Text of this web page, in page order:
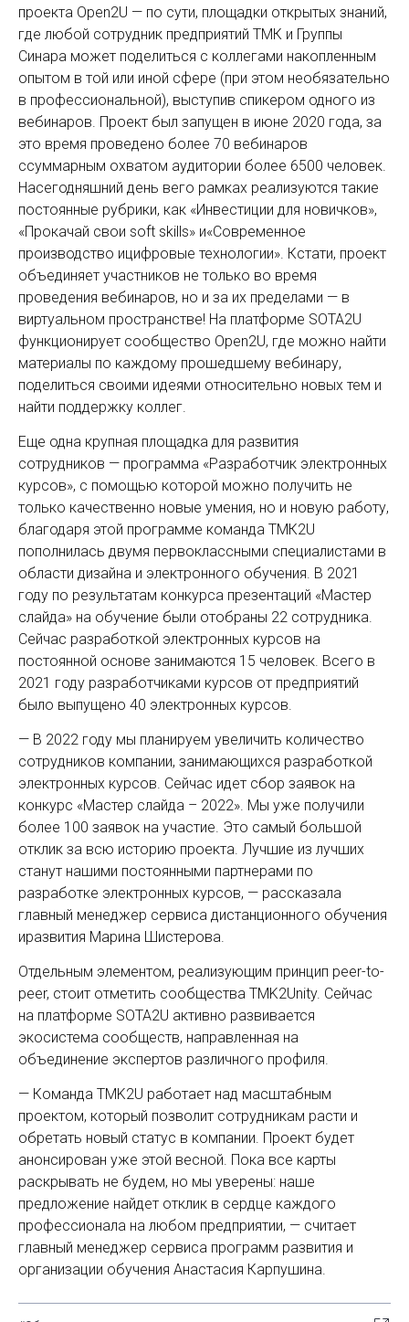
проекта Open2U — по сути, площадки открытых знаний,
где любой сотрудник предприятий ТМК и Группы
Синара может поделиться с коллегами накопленным
опытом в той или иной сфере (при этом необязательно
в профессиональной), выступив спикером одного из
вебинаров. Проект был запущен в июне 2020 года, за
это время проведено более 70 вебинаров
ссуммарным охватом аудитории более 6500 человек.
Насегодняшний день вего рамках реализуются такие
постоянные рубрики, как «Инвестиции для новичков»,
«Прокачай свои soft skills» и«Современное
производство ицифровые технологии». Кстати, проект
объединяет участников не только во время
проведения вебинаров, но и за их пределами — в
виртуальном пространстве! На платформe SOTA2U
функционирует сообщество Open2U, где можно найти
материалы по каждому прошедшему вебинару,
поделиться своими идеями относительно новых тем и
найти поддержку коллег.
Еще одна крупная площадка для развития
сотрудников — программа «Разработчик электронных
курсов», с помощью которой можно получить не
только качественно новые умения, но и новую работу,
благодаря этой программе команда ТМК2U
пополнилась двумя первоклассными специалистами в
области дизайна и электронного обучения. В 2021
году по результатам конкурса презентаций «Мастер
слайда» на обучение были отобраны 22 сотрудника.
Сейчас разработкой электронных курсов на
постоянной основе занимаются 15 человек. Всего в
2021 году разработчиками курсов от предприятий
было выпущено 40 электронных курсов.
— В 2022 году мы планируем увеличить количество
сотрудников компании, занимающихся разработкой
электронных курсов. Сейчас идет сбор заявок на
конкурс «Мастер слайда – 2022». Мы уже получили
более 100 заявок на участие. Это самый большой
отклик за всю историю проекта. Лучшие из лучших
станут нашими постоянными партнерами по
разработке электронных курсов, — рассказала
главный менеджер сервиса дистанционного обучения
иразвития Марина Шистерова.
Отдельным элементом, реализующим принцип peer-to-
peer, стоит отметить сообщества TMK2Unity. Сейчас
на платформе SOTA2U активно развивается
экосистема сообществ, направленная на
объединение экспертов различного профиля.
— Команда TMK2U работает над масштабным
проектом, который позволит сотрудникам расти и
обретать новый статус в компании. Проект будет
анонсирован уже этой весной. Пока все карты
раскрывать не будем, но мы уверены: наше
предложение найдет отклик в сердце каждого
профессионала на любом предприятии, — считает
главный менеджер сервиса программ развития и
организации обучения Анастасия Карпушина.